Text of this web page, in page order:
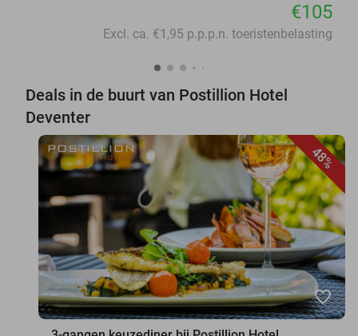
€105
Excl. ca. €1,95 p.p.p.n. toeristenbelasting
Deals in de buurt van Postillion Hotel
Deventer
48%
favorite_border